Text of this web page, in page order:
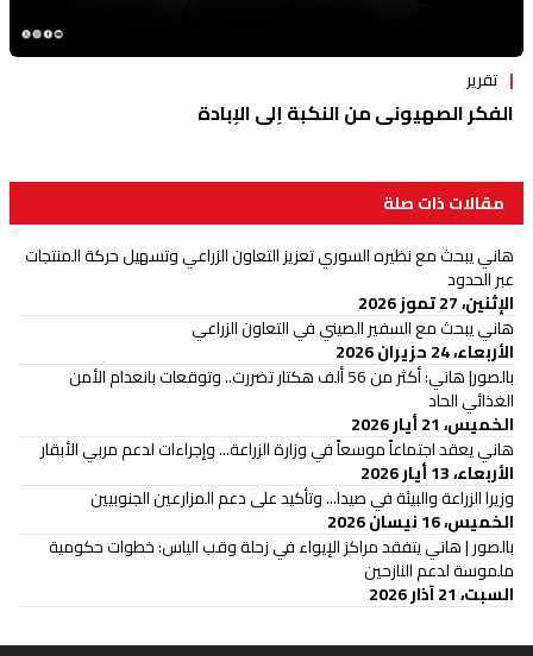
تقرير
الفكر الصهيوني من النكبة إلى الإبادة
مقالات ذات صلة
هاني يبحث مع نظيره السوري تعزيز التعاون الزراعي وتسهيل حركة المنتجات
عبر الحدود
الإثنين، 27 تموز 2026
هاني يبحث مع السفير الصيني في التعاون الزراعي
الأربعاء، 24 حزيران 2026
بالصور| هاني: أكثر من 56 ألف هكتار تضررت.. وتوقعات بانعدام الأمن
الغذائي الحاد
الخميس، 21 أيار 2026
هاني يعقد اجتماعاً موسعاً في وزارة الزراعة... وإجراءات لدعم مربي الأبقار
الأربعاء، 13 أيار 2026
وزيرا الزراعة والبيئة في صيدا... وتأكيد على دعم المزارعين الجنوبيين
الخميس، 16 نيسان 2026
بالصور | هاني يتفقد مراكز الإيواء في زحلة وقب الياس: خطوات حكومية
ملموسة لدعم النازحين
السبت، 21 آذار 2026